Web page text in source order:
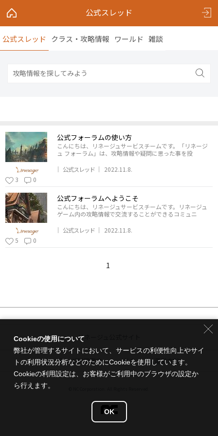
公式スレッド
公式スレッド クラス・攻略情報 ワールド 雑談
公式フォーラムの使い方
こんにちは、リネージュサービスチームです。「リネージ
ュ フォーラム」は、攻略情報や疑問に思った事を投
公式スレッド
2022.11.8.
3
0
公式フォーラムへようこそ
こんにちは、リネージュサービスチームです。リネージュ
ゲーム内の攻略情報で交流することができるコミュニ
公式スレッド
2022.11.8.
5
0
1
リネージュ公式サイト
フォーラムご利用案内 リネージュ運営方針
Cookieの使用について
弊社が管理するサイトにおいて、サービスの利便性向上やサイ
トの利用状況分析などのためにCookieを使用しています。
Cookieの利用設定は、お客様がご利用中のブラウザの設定か
ら行えます。
OK